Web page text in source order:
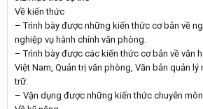
Về kiến thức
– Trình bày được những kiến thức cơ bản về
nghiệp vụ hành chính văn phòng.
– Trình bày được các kiến thức cơ bản về văn
Việt Nam, Quản trị văn phòng, Văn bản quản lý
trữ.
– Vận dụng được những kiến thức chuyên